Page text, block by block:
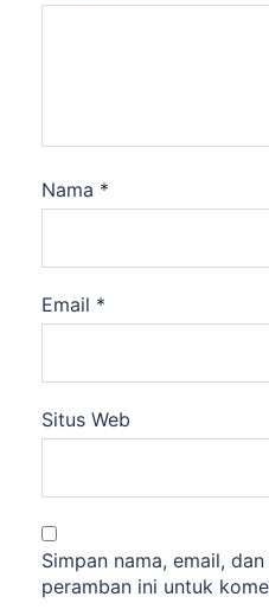
Nama *
Email *
Situs Web
Simpan nama, email,
peramban ini untuk